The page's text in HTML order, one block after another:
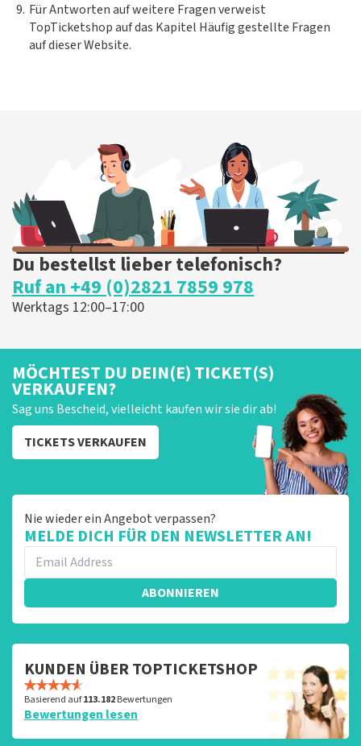
9. Für Antworten auf weitere Fragen verweist
TopTicketshop auf das Kapitel Häufig gestellte Fragen
auf dieser Website.
Du bestellst lieber telefonisch?
Ruf an +49 (0)2821 7859 978
Werktags 12:00–17:00
MÖCHTEST DU DEIN(E) TICKET(S)
VERKAUFEN?
Sag uns Bescheid, vielleicht kaufen wir sie dir ab!
TICKETS VERKAUFEN
Nie wieder ein Angebot verpassen?
MELDE DICH FÜR DEN NEWSLETTER AN!
ABONNIEREN
KUNDEN ÜBER TOPTICKETSHOP
Basierend auf113.182Bewertungen
Bewertungen lesen